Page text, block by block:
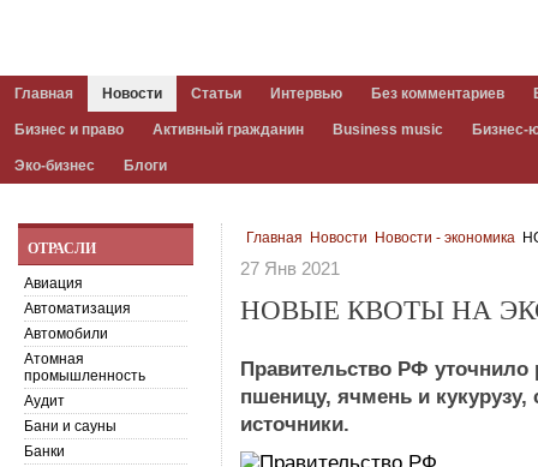
Главная Новости Статьи Интервью Без комментариев
Бизнес и право Активный гражданин Business music Бизнес-
Эко-бизнес Блоги
Главная Новости Новости - экономика
27 Янв 2021
НОВЫЕ КВОТЫ НА
Правительство РФ
пшеницу, ячмень и
источники.
ОТРАСЛИ
Авиация
Автоматизация
Автомобили
Атомная
промышленность
Аудит
Бани и сауны
Банки